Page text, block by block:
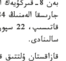
بەن 8-
سالىنادى.